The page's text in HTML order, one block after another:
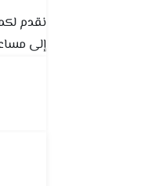
نقدم
إلى